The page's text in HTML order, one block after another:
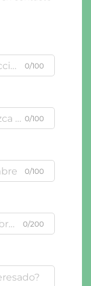
0/100
0/100
0/100
0/200